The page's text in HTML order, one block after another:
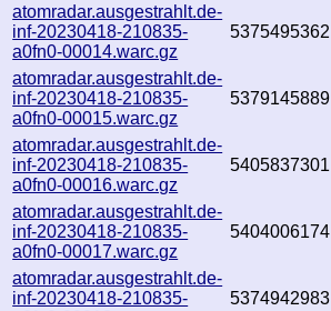
atomradar.ausgestrahlt.de-
inf-20230418-210835-
a0fn0-00014.warc.gz
5375495362
atomradar.ausgestrahlt.de-
inf-20230418-210835-
a0fn0-00015.warc.gz
5379145889
atomradar.ausgestrahlt.de-
inf-20230418-210835-
a0fn0-00016.warc.gz
5405837301
atomradar.ausgestrahlt.de-
inf-20230418-210835-
a0fn0-00017.warc.gz
5404006174
atomradar.ausgestrahlt.de-
inf-20230418-210835-
5374942983